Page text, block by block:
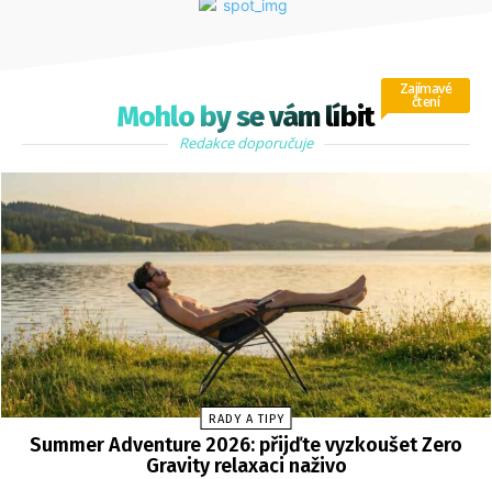
Mohlo by se vám líbit
Zajímavé
čtení
Redakce doporučuje
RADY A TIPY
Summer Adventure 2026: přijďte vyzkoušet Zero
Gravity relaxaci naživo